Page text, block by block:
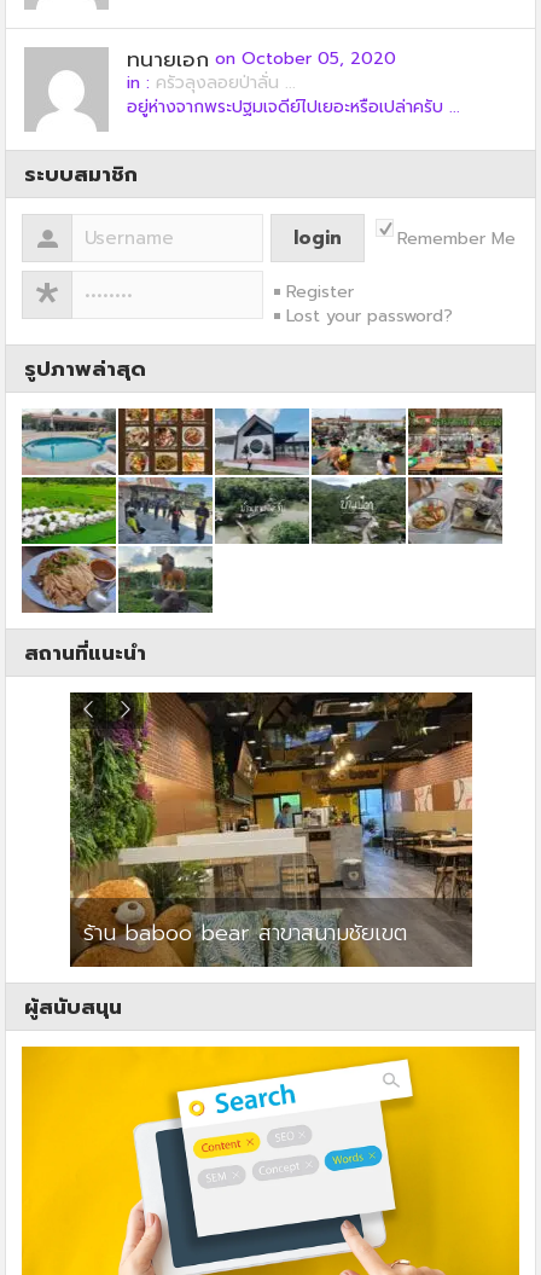
ทนายเอก on October 05, 2020
in : ครัวลุงลอยป่าลั่น ...
อยู่ห่างจากพระปฐมเจดีย์ไปเยอะหรือเปล่าครับ ...
ระบบสมาชิก
Remember Me
Register
Lost your password?
รูปภาพล่าสุด
สถานที่แนะนำ
ร้าน baboo bear สาขาสนามชัยเขต
ผู้สนับสนุน